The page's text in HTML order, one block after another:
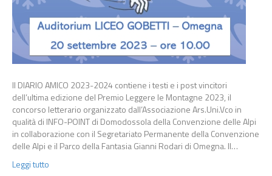
Il DIARIO AMICO 2023-2024 contiene i testi e i post vincitori
dell’ultima edizione del Premio Leggere le Montagne 2023, il
concorso letterario organizzato dall’Associazione Ars.Uni.Vco in
qualità di INFO-POINT di Domodossola della Convenzione delle Alpi
in collaborazione con il Segretariato Permanente della Convenzione
delle Alpi e il Parco della Fantasia Gianni Rodari di Omegna. Il…
Leggi tutto